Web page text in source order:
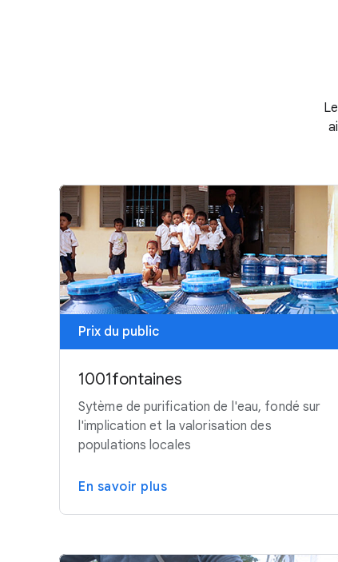
Prix du public
1001fontaines
Sytème de purification de l'eau, fondé sur
l'implication et la valorisation des
populations locales
En savoir plus